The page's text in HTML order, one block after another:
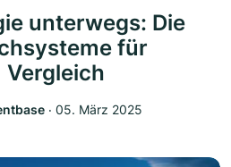
unterwegs: Die
für
Vergleich
‧ 05. März 2025